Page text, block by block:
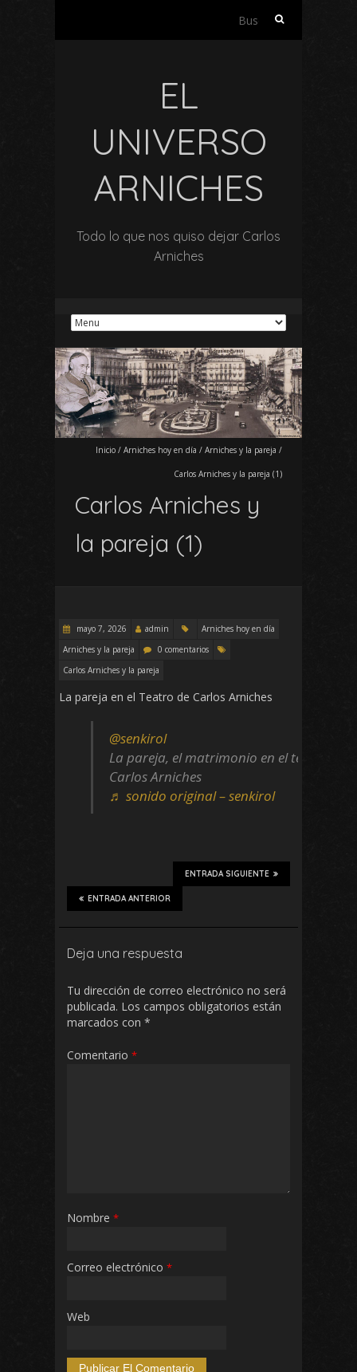
Buscar:
EL
UNIVERSO
ARNICHES
Todo lo que nos quiso dejar Carlos
Arniches
Inicio / Arniches hoy en día / Arniches y la pareja /
Carlos Arniches y la pareja (1)
Carlos Arniches y
la pareja (1)
mayo 7, 2026 admin
Arniches hoy en día
Arniches y la pareja
0 comentarios
Carlos Arniches y la pareja
La pareja en el Teatro de Carlos Arniches
@senkirol
La pareja, el matrimonio en el teatro de
Carlos Arniches
♬ sonido original – senkirol
ENTRADA SIGUIENTE
ENTRADA ANTERIOR
Deja una respuesta
Tu dirección de correo electrónico no será
publicada. Los campos obligatorios están
marcados con *
Comentario *
Nombre *
Correo electrónico *
Web